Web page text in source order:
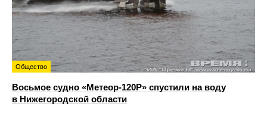
Общество
Восьмое судно «Метеор-120Р» спустили на воду
в Нижегородской области